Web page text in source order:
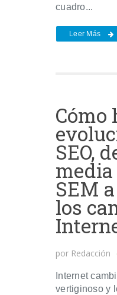
cuadro...
Leer Más
Cómo
SEO,
SEM
los
por Redacción
Internet
vertiginoso y